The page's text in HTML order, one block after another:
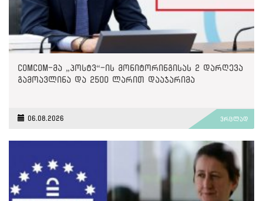
ComCom-მა „პოსტვ“-ის მონიტორინგისას 2 დარღევა
გამოავლინა და 2500 ლარით დააჯარიმა
06.08.2026 ვრცლად